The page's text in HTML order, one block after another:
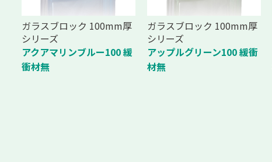
ガラスブロック 100mm厚
シリーズ
アクアマリンブルー100 緩
衝材無
ガラスブロック 100mm厚
シリーズ
アップルグリーン100 緩衝
材無